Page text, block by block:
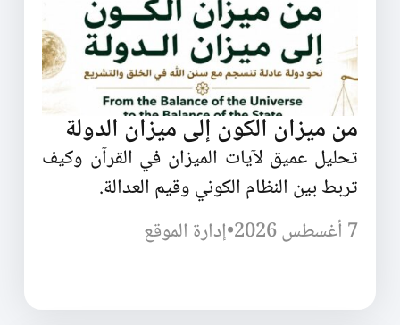
من ميزان الكون إلى ميزان الدولة
تحليل عميق لآيات الميزان في القرآن وكيف
تربط بين النظام الكوني وقيم العدالة.
7 أغسطس 2026
•إدارة الموقع